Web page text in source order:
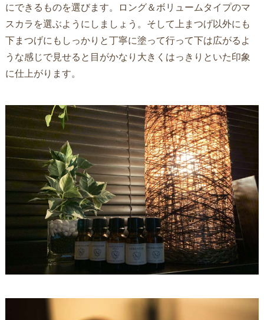
にできるものを選びます。ロング＆ボリュームタイプのマ
スカラを選ぶようにしましょう。そして上まつげ以外にも
下まつげにもしっかりと丁寧に塗って行って下は広がるよ
うな感じで見せると目がかなり大きくはっきりといた印象
に仕上がります。